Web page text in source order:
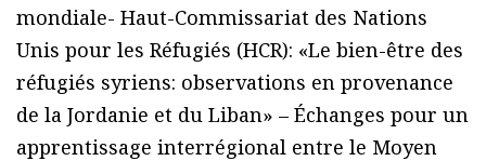
mondiale- Haut-Commissariat des Nations
Unis pour les Réfugiés (HCR): «Le bien-être des
réfugiés syriens: observations en provenance
de la Jordanie et du Liban» – Échanges pour un
apprentissage interrégional entre le Moyen